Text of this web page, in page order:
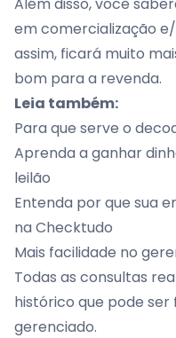
em comercialização
assim, ficará muito
bom para a revenda.
Leia também:
Para que serve o
Aprenda a ganhar
leilão
Entenda por que sua
na Checktudo
Mais facilidade no
Todas as consultas
histórico que pode
gerenciado.